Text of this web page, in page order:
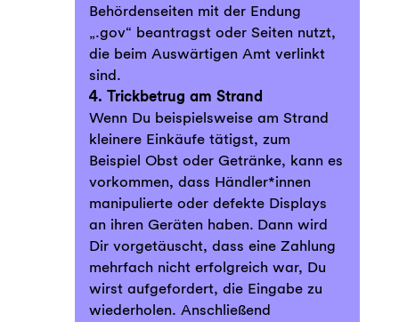
Behördenseiten mit der Endung
„.gov“ beantragst oder Seiten nutzt,
die beim Auswärtigen Amt verlinkt
sind.
4. Trickbetrug am Strand
Wenn Du beispielsweise am Strand
kleinere Einkäufe tätigst, zum
Beispiel Obst oder Getränke, kann es
vorkommen, dass Händler*innen
manipulierte oder defekte Displays
an ihren Geräten haben. Dann wird
Dir vorgetäuscht, dass eine Zahlung
mehrfach nicht erfolgreich war, Du
wirst aufgefordert, die Eingabe zu
wiederholen. Anschließend